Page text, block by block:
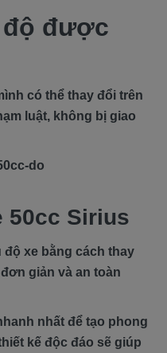
độ được
có thể thay đổi trên
luật, không bị giao
50cc Sirius
xe bằng cách thay
giản và an toàn
nhất để tạo phong
kế độc đáo sẽ giúp